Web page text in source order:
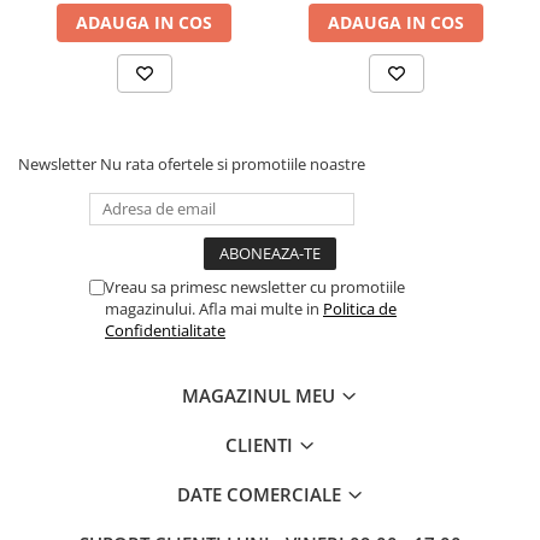
ADAUGA IN COS ADAUGA IN COS
Newsletter Nu rata ofertele si promotiile noastre
Vreau sa primesc newsletter cu promotiile
magazinului. Afla mai multe in Politica de
Confidentialitate
MAGAZINUL MEU
CLIENTI
DATE COMERCIALE